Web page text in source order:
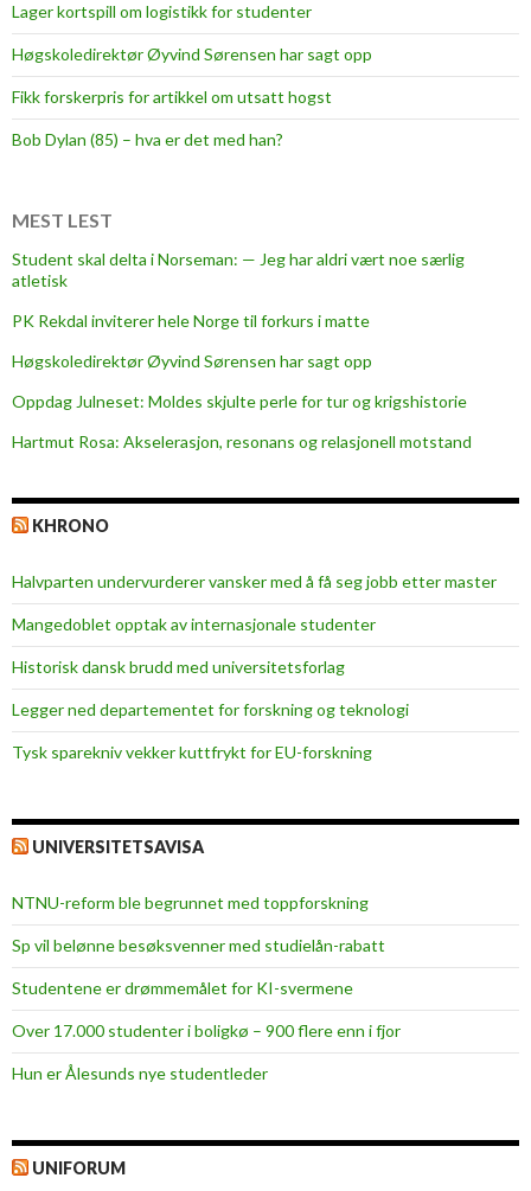
y
s
e
r
Lager kortspill om logistikk for studenter
Høgskoledirektør Øyvind Sørensen har sagt opp
Fikk forskerpris for artikkel om utsatt hogst
Bob Dylan (85) – hva er det med han?
MEST LEST
Student skal delta i Norseman: — Jeg har aldri vært noe særlig
atletisk
PK Rekdal inviterer hele Norge til forkurs i matte
Høgskoledirektør Øyvind Sørensen har sagt opp
Oppdag Julneset: Moldes skjulte perle for tur og krigshistorie
Hartmut Rosa: Akselerasjon, resonans og relasjonell motstand
KHRONO
Halvparten undervurderer vansker med å få seg jobb etter master
Mangedoblet opptak av internasjonale studenter
Historisk dansk brudd med universitetsforlag
Legger ned departementet for forskning og teknologi
Tysk sparekniv vekker kuttfrykt for EU-forskning
UNIVERSITETSAVISA
NTNU-reform ble begrunnet med toppforskning
Sp vil belønne besøksvenner med studielån-rabatt
Studentene er drømmemålet for KI-svermene
Over 17.000 studenter i boligkø – 900 flere enn i fjor
Hun er Ålesunds nye studentleder
UNIFORUM